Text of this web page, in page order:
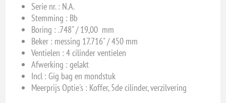
Serie nr. : N.A.
Stemming : Bb
Boring : .748" / 19,00 mm
Beker : messing 17.716" / 450 mm
Ventielen : 4 cilinder ventielen
Afwerking : gelakt
Incl : Gig bag en mondstuk
Meerprijs Optie's : Koffer, 5de cilinder, verzilvering